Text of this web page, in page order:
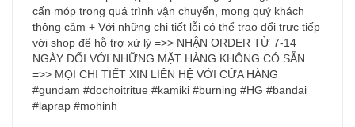
cấn móp trong quá trình vận chuyển, mong quý khách
thông cảm + Với những chi tiết lỗi có thể trao đổi trực tiếp
với shop để hỗ trợ xử lý =>> NHẬN ORDER TỪ 7-14
NGÀY ĐỐI VỚI NHỮNG MẶT HÀNG KHÔNG CÓ SẴN
=>> MỌI CHI TIẾT XIN LIÊN HỆ VỚI CỬA HÀNG
#gundam #dochoitritue #kamiki #burning #HG #bandai
#laprap #mohinh